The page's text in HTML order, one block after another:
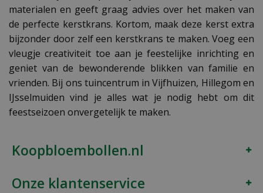
materialen en geeft graag advies over het maken van
de perfecte kerstkrans. Kortom, maak deze kerst extra
bijzonder door zelf een kerstkrans te maken. Voeg een
vleugje creativiteit toe aan je feestelijke inrichting en
geniet van de bewonderende blikken van familie en
vrienden. Bij ons tuincentrum in Vijfhuizen, Hillegom en
IJsselmuiden vind je alles wat je nodig hebt om dit
feestseizoen onvergetelijk te maken.
Koopbloembollen.nl
Onze klantenservice